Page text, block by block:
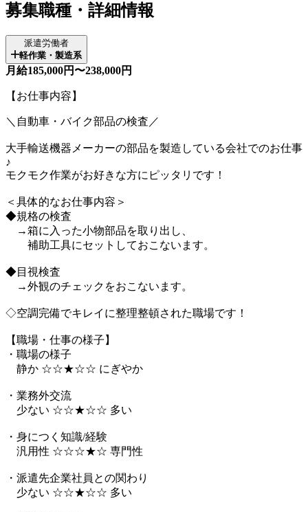
募集職種・詳細情報
派遣労働者
軽作業・製造系
月給185,000円〜238,000円
【お仕事内容】
＼自動車・バイク部品の検査／
大手輸送機器メーカーの部品を製造している会社でのお仕事
♪
モクモク作業がお好きな方にピッタリです！
＜具体的なお仕事内容＞
◆規格の検査
→箱に入った小物部品を取り出し、
補助工具にセットしておこないます。
◆目視検査
→外観のチェックをおこないます。
◇空調完備でキレイに整理整頓された職場です！
【職場・仕事の様子】
・職場の様子
静か ☆☆★☆☆ にぎやか
・業務外交流
少ない ☆☆★☆☆ 多い
・身につく知識/経験
汎用性 ☆☆☆★☆ 専門性
・派遣先企業社員との関わり
少ない ☆☆★☆☆ 多い